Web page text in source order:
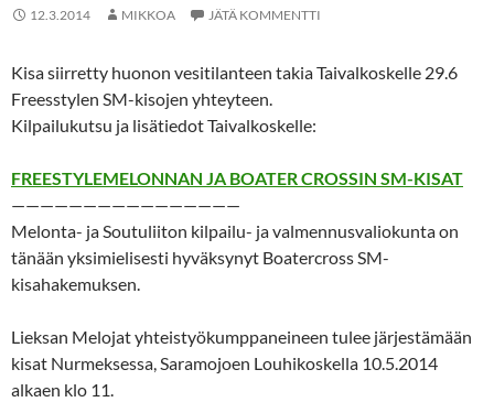
12.3.2014 MIKKOA JÄTÄ KOMMENTTI
Kisa siirretty huonon vesitilanteen takia Taivalkoskelle 29.6
Freesstylen SM-kisojen yhteyteen.
Kilpailukutsu ja lisätiedot Taivalkoskelle:
FREESTYLEMELONNAN JA BOATER CROSSIN SM-KISAT
————————————————
Melonta- ja Soutuliiton kilpailu- ja valmennusvaliokunta on
tänään yksimielisesti hyväksynyt Boatercross SM-
kisahakemuksen.
Lieksan Melojat yhteistyökumppaneineen tulee järjestämään
kisat Nurmeksessa, Saramojoen Louhikoskella 10.5.2014
alkaen klo 11.